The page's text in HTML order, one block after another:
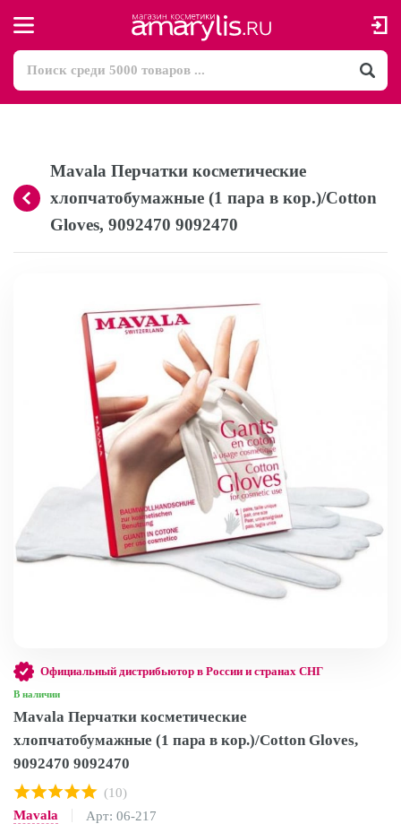
Mavala Перчатки косметические
хлопчатобумажные (1 пара в кор.)/Сotton
Gloves, 9092470 9092470
Официальный дистрибьютор в России и странах СНГ
В наличии
Mavala Перчатки косметические
хлопчатобумажные (1 пара в кор.)/Сotton Gloves,
9092470 9092470
(10)
Mavala
Арт: 06-217